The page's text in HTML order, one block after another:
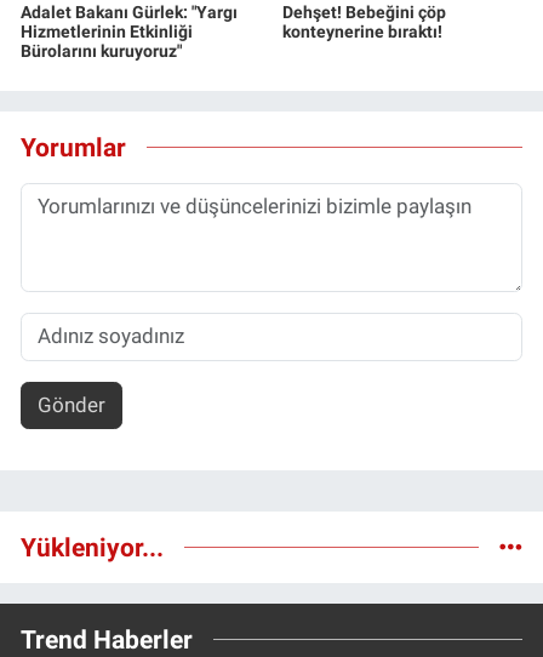
Adalet Bakanı Gürlek: "Yargı
Hizmetlerinin Etkinliği
Bürolarını kuruyoruz"
Dehşet! Bebeğini çöp
konteynerine bıraktı!
Yorumlar
Gönder
Yükleniyor...
Trend Haberler